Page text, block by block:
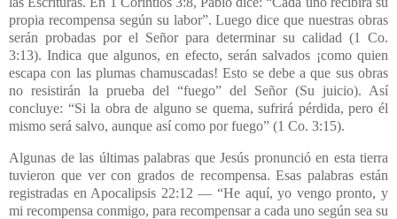
propia recompensa según su labor”. Luego dice que nuestras obras
serán probadas por el Señor para determinar su calidad (1 Co.
3:13). Indica que algunos, en efecto, serán salvados ¡como quien
escapa con las plumas chamuscadas! Esto se debe a que sus obras
no resistirán la prueba del “fuego” del Señor (Su juicio). Así
concluye: “Si la obra de alguno se quema, sufrirá pérdida, pero él
mismo será salvo, aunque así como por fuego” (1 Co. 3:15).
Algunas de las últimas palabras que Jesús pronunció en esta tierra
tuvieron que ver con grados de recompensa. Esas palabras están
registradas en Apocalipsis 22:12 — “He aquí, yo vengo pronto, y
mi recompensa conmigo, para recompensar a cada uno según sea su